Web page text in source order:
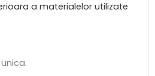
a materialelor utilizate